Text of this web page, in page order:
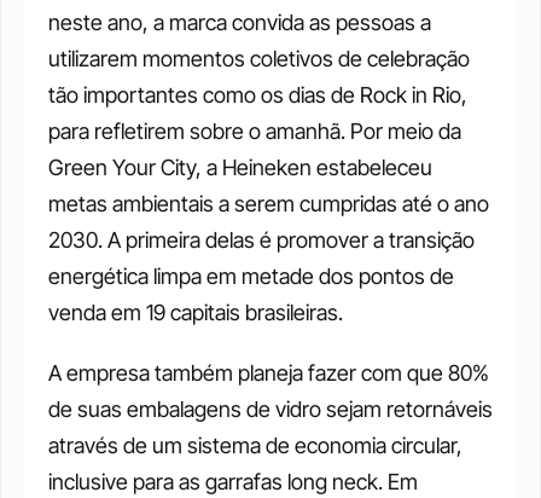
neste ano, a marca convida as pessoas a
utilizarem momentos coletivos de celebração
tão importantes como os dias de Rock in Rio,
para refletirem sobre o amanhã. Por meio da
Green Your City, a Heineken estabeleceu
metas ambientais a serem cumpridas até o ano
2030. A primeira delas é promover a transição
energética limpa em metade dos pontos de
venda em 19 capitais brasileiras.
A empresa também planeja fazer com que 80%
de suas embalagens de vidro sejam retornáveis
através de um sistema de economia circular,
inclusive para as garrafas long neck. Em